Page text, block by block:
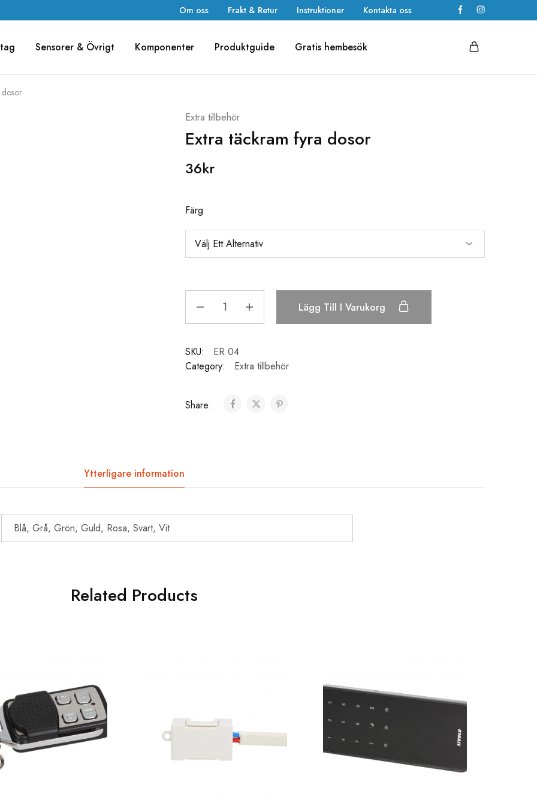
Om oss Frakt & Retur Instruktioner Kontakta oss
Sensorer & Övrigt Komponenter Produktguide Gratis hembesök
dosor
Extra tillbehör
Extra täckram fyra dosor
36kr
Färg
Lägg Till I Varukorg
SKU:
ER 04
Category:
Extra tillbehör
Share:
Ytterligare information
Blå, Grå, Grön, Guld, Rosa, Svart, Vit
Related Products